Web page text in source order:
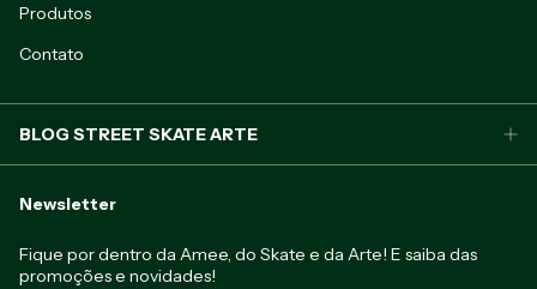
Produtos
Contato
BLOG STREET SKATE ARTE
Newsletter
Fique por dentro da Amee, do Skate e da Arte! E saiba das
promoções e novidades!